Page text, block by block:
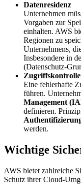
Datenresidenz
Unternehmen
Vorgaben zur
einhalten. AWS
Regionen zu
Unternehmens,
Insbesondere in
(Datenschutz-
Eine fehlerhafte
führen.
Management
definieren.
werden.
Wichtige
AWS bietet zahlreiche
Schutz ihrer Cloud-